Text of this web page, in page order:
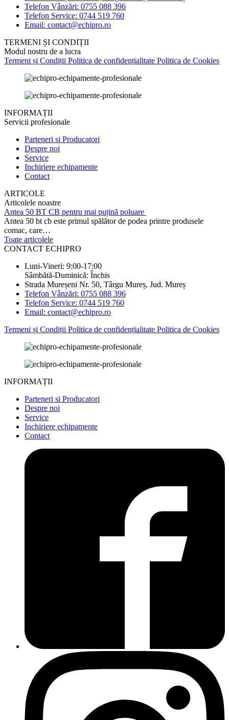
Telefon Vânzări: 0755 088 396
Telefon Service: 0744 519 760
Email: contact@echipro.ro
TERMENI ȘI CONDIȚII
Modul nostru de a lucra
Termeni și Condiții Politica de confidențialitate Politica de Cookies
INFORMAȚII
Servicii profesionale
Parteneri si Producatori
Despre noi
Service
Inchiriere echipamente
Contact
ARTICOLE
Articolele noastre
Antea 50 BT CB pentru mai puțină poluare
Antea 50 bt cb este primul spălător de podea printre produsele
comac, care…
Toate articolele
CONTACT ECHIPRO
Luni-Vineri: 9:00-17:00
Sâmbătă-Duminică: Închis
Strada Mureșeni Nr. 50, Târgu Mureș, Jud. Mureș
Telefon Vânzări: 0755 088 396
Telefon Service: 0744 519 760
Email: contact@echipro.ro
Termeni și Condiții Politica de confidențialitate Politica de Cookies
INFORMAȚII
Parteneri si Producatori
Despre noi
Service
Inchiriere echipamente
Contact